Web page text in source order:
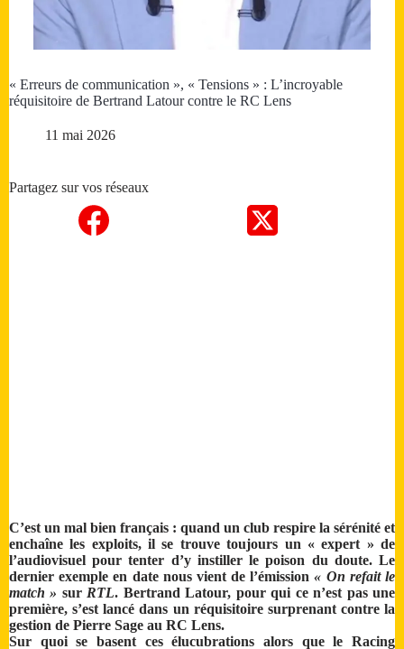
« Erreurs de communication », « Tensions » : L’incroyable
réquisitoire de Bertrand Latour contre le RC Lens
11 mai 2026
Partagez sur vos réseaux
C’est un mal bien français : quand un club respire la sérénité et
enchaîne les exploits, il se trouve toujours un « expert » de
l’audiovisuel pour tenter d’y instiller le poison du doute. Le
dernier exemple en date nous vient de l’émission« On refait le
match » sur RTL. Bertrand Latour, pour qui ce n’est pas une
première, s’est lancé dans un réquisitoire surprenant contre la
gestion de Pierre Sage au RC Lens.
Sur quoi se basent ces élucubrations alors que le Racing